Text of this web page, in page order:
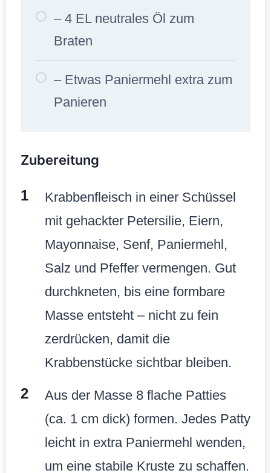
– 4 EL neutrales Öl zum
Braten
– Etwas Paniermehl extra zum
Panieren
Zubereitung
Krabbenfleisch in einer Schüssel
mit gehackter Petersilie, Eiern,
Mayonnaise, Senf, Paniermehl,
Salz und Pfeffer vermengen. Gut
durchkneten, bis eine formbare
Masse entsteht – nicht zu fein
zerdrücken, damit die
Krabbenstücke sichtbar bleiben.
Aus der Masse 8 flache Patties
(ca. 1 cm dick) formen. Jedes Patty
leicht in extra Paniermehl wenden,
um eine stabile Kruste zu schaffen.